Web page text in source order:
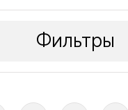
Фильтры